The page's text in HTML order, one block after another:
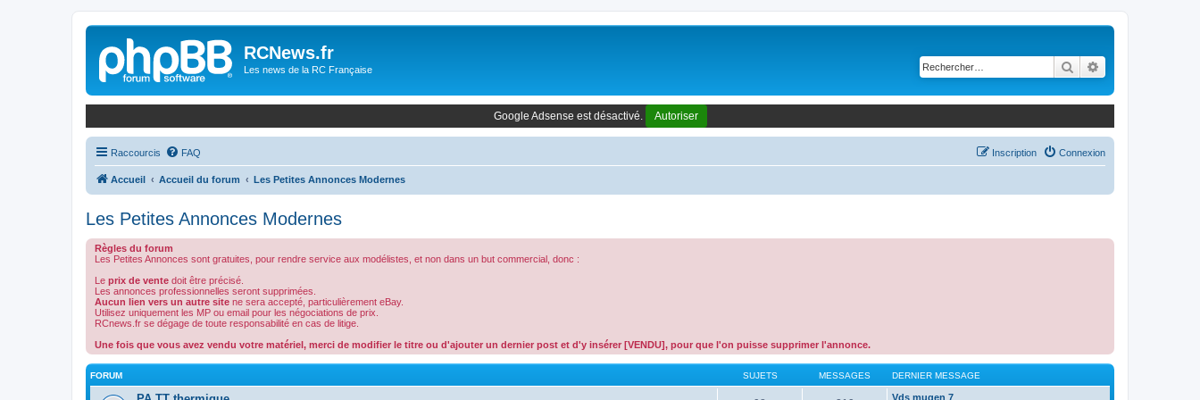
RCNews.fr
Les news de la RC Française Rechercher
Google Adsense est désactivé. Autoriser
Raccourcis FAQ Connexion
Inscription
Accueil Accueil du forum Les Petites Annonces Modernes
Les Petites Annonces Modernes
Règles du forum
Les Petites Annonces sont gratuites, pour rendre service aux modélistes, et non dans un but commercial, donc :
Le prix de vente doit être précisé.
Les annonces professionnelles seront supprimées.
Aucun lien vers un autre site ne sera accepté, particulièrement eBay.
Utilisez uniquement les MP ou email pour les négociations de prix.
RCnews.fr se dégage de toute responsabilité en cas de litige.
Une fois que vous avez vendu votre matériel, merci de modifier le titre ou d'ajouter un dernier post et d'y insérer [VENDU], pour que l'on puisse supprimer l'annonce.
FORUM SUJETS MESSAGES DERNIER MESSAGE
Vds mugen 7